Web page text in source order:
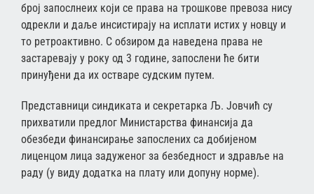
број запослнеих који се права на трошкове превоза нису
одрекли и даље инсистирају на исплати истих у новцу и
то ретроактивно. С обзиром да наведена права не
застаревају у року од 3 године, запослени ће бити
принуђени да их остваре судским путем.
Представници синдиката и секретарка Љ. Јовчић су
прихватили предлог Министарства финансија да
обезбеди финансирање запослених са добијеном
лиценцом лица задуженог за безбедност и здравље на
раду (у виду додатка на плату или допуну норме).